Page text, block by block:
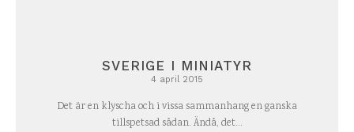
SVERIGE I MINIATYR
4 april 2015
Det är en klyscha och i vissa sammanhang en ganska
tillspetsad sådan. Ändå, det...